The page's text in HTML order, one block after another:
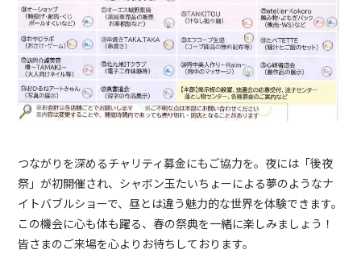
つながりを深めるチャリティ募金にもご協力を。夜には「後夜
祭」が初開催され、シャボン玉たいちょーによる夢のようなナ
イトバブルショーで、昼とは違う魅力的な世界を体験できます。
この機会に心も体も躍る、春の祭典を一緒に楽しみましょう！
皆さまのご来場を心よりお待ちしております。